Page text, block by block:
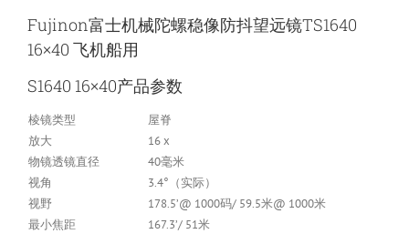
Fujinon富士机械陀螺稳像防抖望远镜TS1640
16×40 飞机船用
S1640 16×40产品参数
棱镜类型
屋脊
放大
16 x
物镜透镜直径
40毫米
视角
3.4°（实际）
视野
178.5’@ 1000码/ 59.5米@ 1000米
最小焦距
167.3’/ 51米